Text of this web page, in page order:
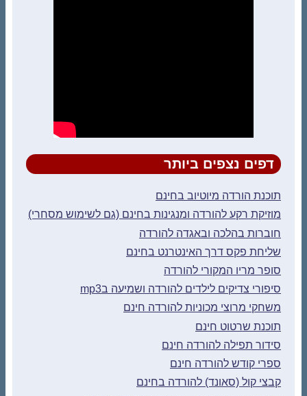
דפים נצפים ביותר
תוכנת הורדה מיוטיוב בחינם
מוזיקת רקע להורדה ומנגינות בחינם (גם לשימוש מסחרי)
חוברות בהלכה ובאגדה להורדה
שליחת פקס דרך האינטרנט בחינם
סופר מריו המקורי להורדה
סיפורי צדיקים לילדים להורדה ושמיעה בmp3
משחקי מרוצי מכוניות להורדה חינם
תוכנת שרטוט חינם
סידור תפילה להורדה חינם
ספרי קודש להורדה חינם
קבצי קול (סאונד) להורדה בחינם